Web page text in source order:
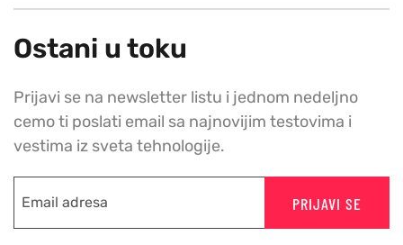
Ostani u toku
Prijavi se na newsletter listu i jednom nedeljno
cemo ti poslati email sa najnovijim testovima i
vestima iz sveta tehnologije.
PRIJAVI SE